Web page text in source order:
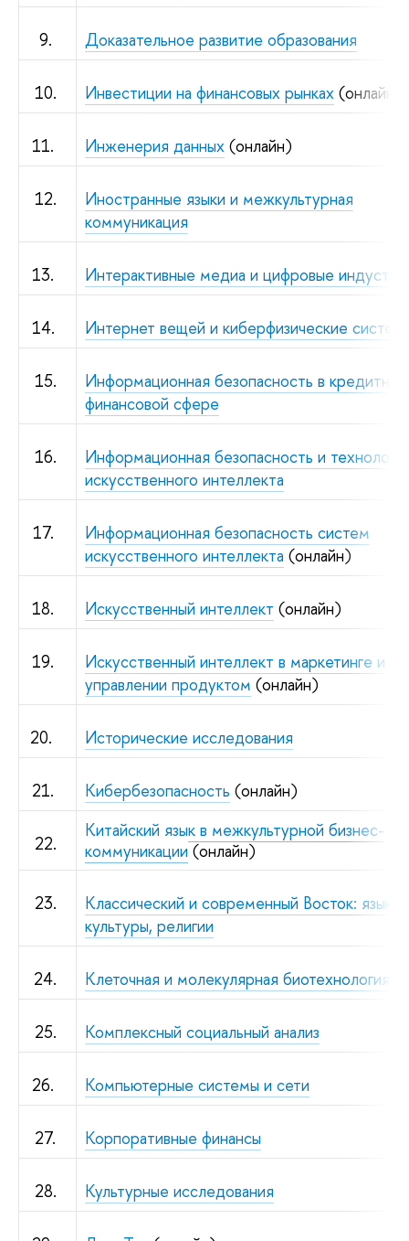
9. Доказательное развитие образования
10. Инвестиции на финансовых рынках (онлайн)
11. Инженерия данных (онлайн)
12.
Иностранные языки и межкультурная
коммуникация
13. Интерактивные медиа и цифровые
14. Интернет вещей и киберфизические
15.
Информационная безопасность в кредитно-
финансовой сфере
16.
Информационная безопасность и
искусственного интеллекта
17.
Информационная безопасность систем
искусственного интеллекта (онлайн)
18. Искусственный интеллект (онлайн)
19.
Искусственный интеллект в маркетинге и
управлении продуктом (онлайн)
20. Исторические исследования
21. Кибербезопасность (онлайн)
22.
Китайский язык в межкультурной бизнес-
коммуникации (онлайн)
23.
Классический и современный Восток: языки,
культуры, религии
24. Клеточная и молекулярная биотехнология
25. Комплексный социальный анализ
26. Компьютерные системы и сети
27. Корпоративные финансы
28. Культурные исследования